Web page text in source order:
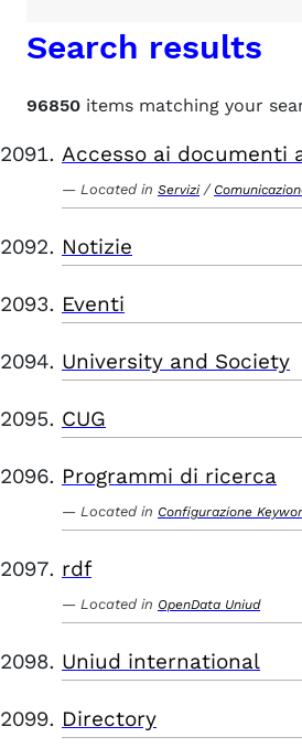
Search results
96850 items matching your
Accesso ai documenti
Located in Servizi /
Notizie
Eventi
University and Society
CUG
Programmi di ricerca
Located in Configurazione
rdf
Located in OpenData Uniud
Uniud international
Directory